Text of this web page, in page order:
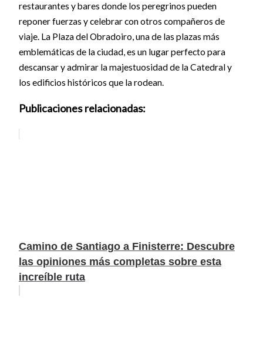
restaurantes y bares donde los peregrinos pueden
reponer fuerzas y celebrar con otros compañeros de
viaje. La Plaza del Obradoiro, una de las plazas más
emblemáticas de la ciudad, es un lugar perfecto para
descansar y admirar la majestuosidad de la Catedral y
los edificios históricos que la rodean.
Publicaciones relacionadas:
Camino de Santiago a Finisterre: Descubre
las opiniones más completas sobre esta
increíble ruta